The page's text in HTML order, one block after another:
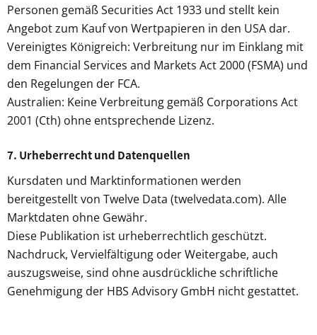
Personen gemäß Securities Act 1933 und stellt kein
Angebot zum Kauf von Wertpapieren in den USA dar.
Vereinigtes Königreich: Verbreitung nur im Einklang mit
dem Financial Services and Markets Act 2000 (FSMA) und
den Regelungen der FCA.
Australien: Keine Verbreitung gemäß Corporations Act
2001 (Cth) ohne entsprechende Lizenz.
7. Urheberrecht und Datenquellen
Kursdaten und Marktinformationen werden
bereitgestellt von Twelve Data (twelvedata.com). Alle
Marktdaten ohne Gewähr.
Diese Publikation ist urheberrechtlich geschützt.
Nachdruck, Vervielfältigung oder Weitergabe, auch
auszugsweise, sind ohne ausdrückliche schriftliche
Genehmigung der HBS Advisory GmbH nicht gestattet.